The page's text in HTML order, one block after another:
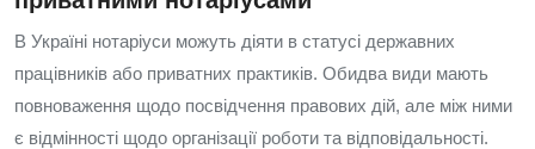
В Україні нотаріуси можуть діяти в статусі державних
працівників або приватних практиків. Обидва види мають
повноваження щодо посвідчення правових дій, але між ними
є відмінності щодо організації роботи та відповідальності.